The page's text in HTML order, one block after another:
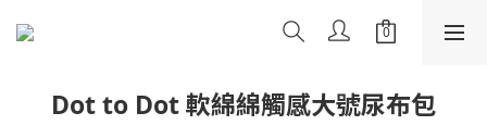
Dot to Dot 軟綿綿觸感大號尿布包